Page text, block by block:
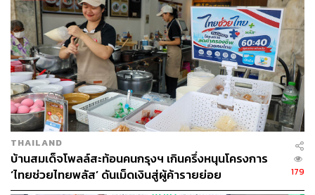
163
ABOUT THE AUTHOR
THE STANDARD WEALTH
THAILAND
บ้านสมเด็จโพลล์สะท้อนคนกรุงฯ เกินครึ่งหนุนโครงการ
‘ไทยช่วยไทยพลัส’ ดันเม็ดเงินสู่ผู้ค้ารายย่อย
179